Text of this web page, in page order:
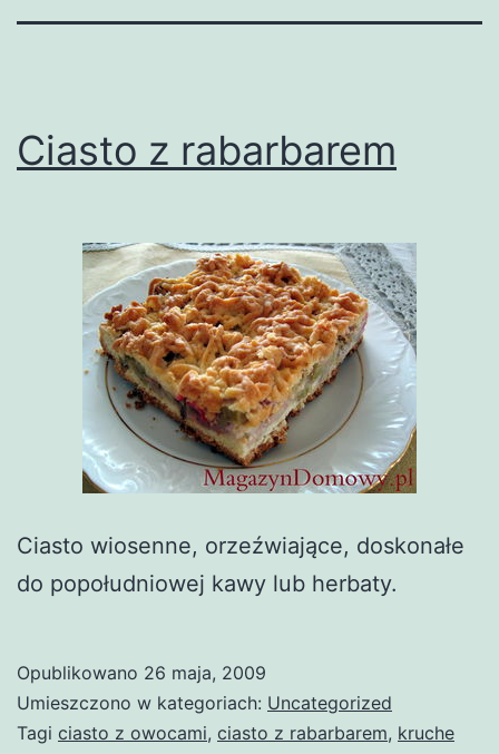
Ciasto z rabarbarem
Ciasto wiosenne, orzeźwiające, doskonałe
do popołudniowej kawy lub herbaty.
Opublikowano 26 maja, 2009
Umieszczono w kategoriach: Uncategorized
Tagi ciasto z owocami, ciasto z rabarbarem, kruche